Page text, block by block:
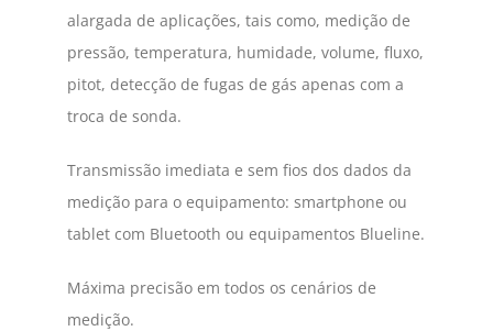
alargada de aplicações, tais como, medição de
pressão, temperatura, humidade, volume, fluxo,
pitot, detecção de fugas de gás apenas com a
troca de sonda.
Transmissão imediata e sem fios dos dados da
medição para o equipamento: smartphone ou
tablet com Bluetooth ou equipamentos Blueline.
Máxima precisão em todos os cenários de
medição.